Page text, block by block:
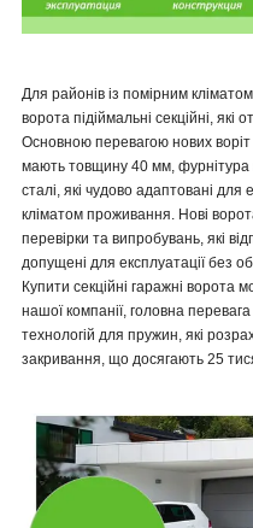
Для районів із помірним
ворота підіймальні секційні,
Основною перевагою нових
мають товщину 40 мм, фурнітура
сталі, які чудово адаптовані для
кліматом проживання. Нові
перевірки та випробувань, які
допущені для експлуатації без
Купити секційні гаражні ворота
нашої компанії, головна
технологій для пружин, які
закривання, що досягають 25